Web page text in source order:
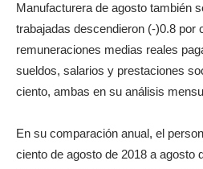
Manufacturera de agosto también
trabajadas descendieron (-)0.8 por
remuneraciones medias reales
sueldos, salarios y prestaciones
ciento, ambas en su análisis
En su comparación anual, el
ciento de agosto de 2018 a agosto